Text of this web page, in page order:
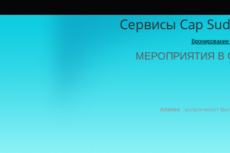
Сервисы Cap
МЕРОПРИЯТИЯ В
платно : услуги могут